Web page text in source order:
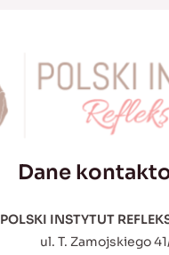
Dane
POLSKI INSTYTUT
ul. T. Zamojskiego